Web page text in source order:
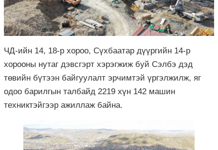
ЧД-ийн 14, 18-р хороо, Сүхбаатар дүүргийн 14-р
хорооны нутаг дэвсгэрт хэрэгжиж буй Сэлбэ дэд
төвийн бүтээн байгуулалт эрчимтэй үргэлжилж, яг
одоо барилгын талбайд 2219 хүн 142 машин
техниктэйгээр ажиллаж байна.